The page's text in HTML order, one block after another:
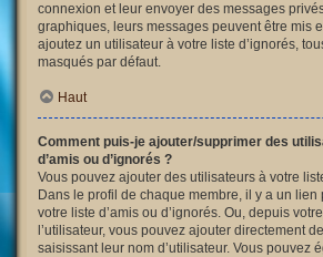
connexion et leur envoyer des messages
graphiques, leurs messages peuvent être mis
ajoutez un utilisateur à votre liste d’ignorés,
masqués par défaut.
Haut
Comment puis-je ajouter/supprimer des
d’amis ou d’ignorés ?
Vous pouvez ajouter des utilisateurs à votre
Dans le profil de chaque membre, il y a un lien
votre liste d’amis ou d’ignorés. Ou, depuis
l’utilisateur, vous pouvez ajouter directement
saisissant leur nom d’utilisateur. Vous pouvez